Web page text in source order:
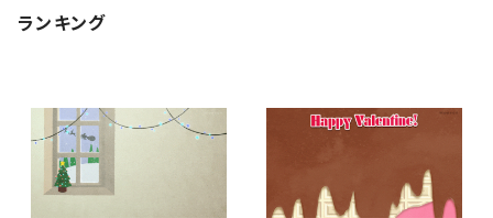
ランキング